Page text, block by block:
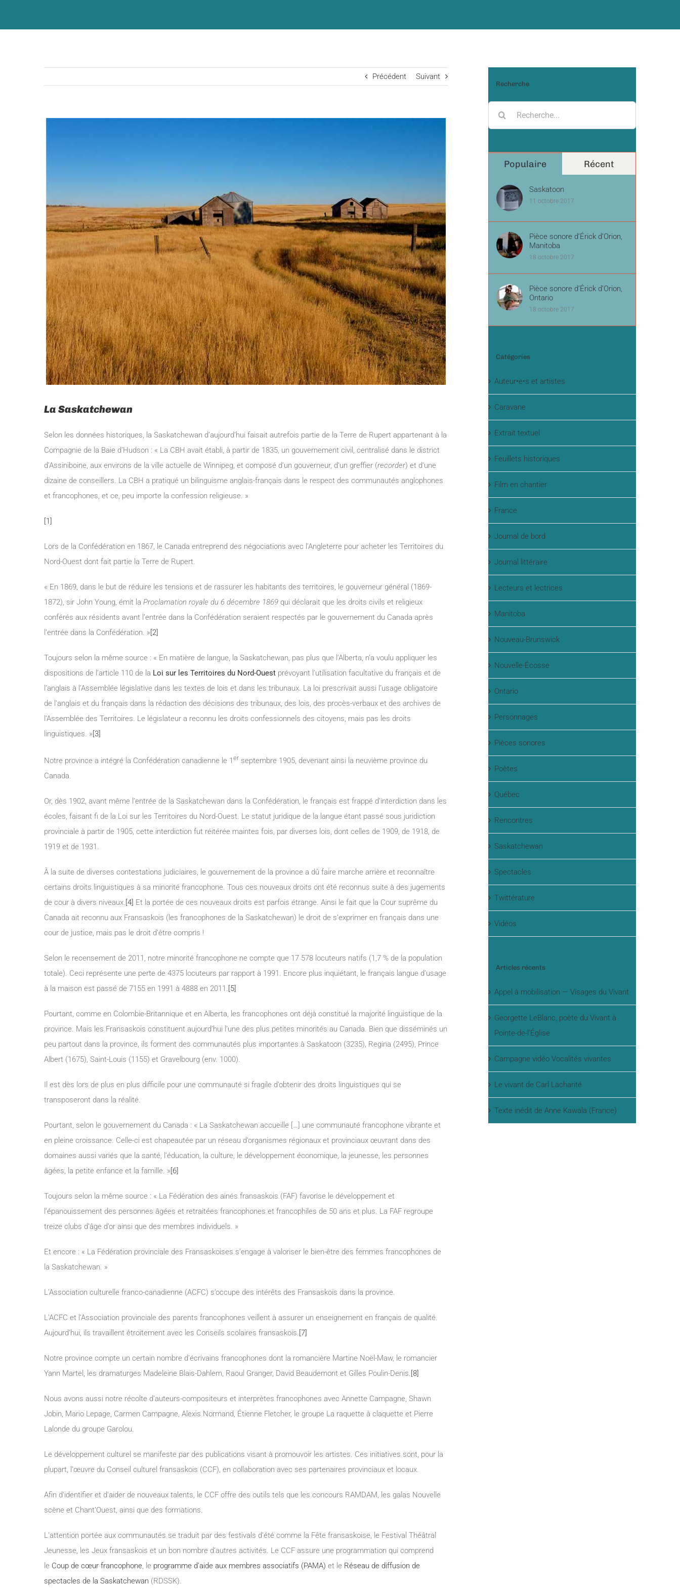
Précédent Suivant
La Saskatchewan
Selon les données historiques, la Saskatchewan d’aujourd’hui faisait autrefois partie de la Terre de Rupert appartenant à la
Compagnie de la Baie d’Hudson : « La CBH avait établi, à partir de 1835, un gouvernement civil, centralisé dans le district
d’Assiniboine, aux environs de la ville actuelle de Winnipeg, et composé d’un gouverneur, d’un greffier (recorder) et d’une
dizaine de conseillers. La CBH a pratiqué un bilinguisme anglais-français dans le respect des communautés anglophones
et francophones, et ce, peu importe la confession religieuse. »
[1]
Lors de la Confédération en 1867, le Canada entreprend des négociations avec l’Angleterre pour acheter les Territoires du
Nord-Ouest dont fait partie la Terre de Rupert.
« En 1869, dans le but de réduire les tensions et de rassurer les habitants des territoires, le gouverneur général (1869-
1872), sir John Young, émit la Proclamation royale du 6 décembre 1869 qui déclarait que les droits civils et religieux
conférés aux résidents avant l’entrée dans la Confédération seraient respectés par le gouvernement du Canada après
l’entrée dans la Confédération. »[2]
Toujours selon la même source : « En matière de langue, la Saskatchewan, pas plus que l’Alberta, n’a voulu appliquer les
dispositions de l’article 110 de la Loi sur les Territoires du Nord-Ouest prévoyant l’utilisation facultative du français et de
l’anglais à l’Assemblée législative dans les textes de lois et dans les tribunaux. La loi prescrivait aussi l’usage obligatoire
de l’anglais et du français dans la rédaction des décisions des tribunaux, des lois, des procès-verbaux et des archives de
l’Assemblée des Territoires. Le législateur a reconnu les droits confessionnels des citoyens, mais pas les droits
linguistiques. »[3]
Notre province a intégré la Confédération canadienne le 1 er septembre 1905, devenant ainsi la neuvième province du
Canada.
Or, dès 1902, avant même l’entrée de la Saskatchewan dans la Confédération, le français est frappé d’interdiction dans les
écoles, faisant fi de la Loi sur les Territoires du Nord-Ouest. Le statut juridique de la langue étant passé sous juridiction
provinciale à partir de 1905, cette interdiction fut réitérée maintes fois, par diverses lois, dont celles de 1909, de 1918, de
1919 et de 1931.
À la suite de diverses contestations judiciaires, le gouvernement de la province a dû faire marche arrière et reconnaître
certains droits linguistiques à sa minorité francophone. Tous ces nouveaux droits ont été reconnus suite à des jugements
de cour à divers niveaux.[4] Et la portée de ces nouveaux droits est parfois étrange. Ainsi le fait que la Cour suprême du
Canada ait reconnu aux Fransaskois (les francophones de la Saskatchewan) le droit de s’exprimer en français dans une
cour de justice, mais pas le droit d’être compris !
Selon le recensement de 2011, notre minorité francophone ne compte que 17 578 locuteurs natifs (1,7 % de la population
totale). Ceci représente une perte de 4375 locuteurs par rapport à 1991. Encore plus inquiétant, le français langue d’usage
à la maison est passé de 7155 en 1991 à 4888 en 2011.[5]
Pourtant, comme en Colombie-Britannique et en Alberta, les francophones ont déjà constitué la majorité linguistique de la
province. Mais les Fransaskois constituent aujourd’hui l’une des plus petites minorités au Canada. Bien que disséminés un
peu partout dans la province, ils forment des communautés plus importantes à Saskatoon (3235), Regina (2495), Prince
Albert (1675), Saint-Louis (1155) et Gravelbourg (env. 1000).
Il est dès lors de plus en plus difficile pour une communauté si fragile d’obtenir des droits linguistiques qui se
transposeront dans la réalité.
Pourtant, selon le gouvernement du Canada : « La Saskatchewan accueille […] une communauté francophone vibrante et
en pleine croissance. Celle-ci est chapeautée par un réseau d’organismes régionaux et provinciaux œuvrant dans des
domaines aussi variés que la santé, l’éducation, la culture, le développement économique, la jeunesse, les personnes
âgées, la petite enfance et la famille. »[6]
Toujours selon la même source : « La Fédération des ainés fransaskois (FAF) favorise le développement et
l’épanouissement des personnes âgées et retraitées francophones et francophiles de 50 ans et plus. La FAF regroupe
treize clubs d’âge d’or ainsi que des membres individuels. »
Et encore : « La Fédération provinciale des Fransaskoises s’engage à valoriser le bien-être des femmes francophones de
la Saskatchewan. »
L’Association culturelle franco-canadienne (ACFC) s’occupe des intérêts des Fransaskois dans la province.
L’ACFC et l’Association provinciale des parents francophones veillent à assurer un enseignement en français de qualité.
Aujourd’hui, ils travaillent étroitement avec les Conseils scolaires fransaskois.[7]
Notre province compte un certain nombre d’écrivains francophones dont la romancière Martine Noël-Maw, le romancier
Yann Martel, les dramaturges Madeleine Blais-Dahlem, Raoul Granger, David Beaudemont et Gilles Poulin-Denis.[8]
Nous avons aussi notre récolte d’auteurs-compositeurs et interprètes francophones avec Annette Campagne, Shawn
Jobin, Mario Lepage, Carmen Campagne, Alexis Normand, Étienne Fletcher, le groupe La raquette à claquette et Pierre
Lalonde du groupe Garolou.
Le développement culturel se manifeste par des publications visant à promouvoir les artistes. Ces initiatives sont, pour la
plupart, l’œuvre du Conseil culturel fransaskois (CCF), en collaboration avec ses partenaires provinciaux et locaux.
Afin d’identifier et d’aider de nouveaux talents, le CCF offre des outils tels que les concours RAMDAM, les galas Nouvelle
scène et Chant’Ouest, ainsi que des formations.
L’attention portée aux communautés se traduit par des festivals d’été comme la Fête fransaskoise, le Festival Théâtral
Jeunesse, les Jeux fransaskois et un bon nombre d’autres activités. Le CCF assure une programmation qui comprend
le Coup de cœur francophone, le programme d’aide aux membres associatifs (PAMA) et le Réseau de diffusion de
spectacles de la Saskatchewan (RDSSK).
Recherche
Populaire Récent
Saskatoon
11 octobre 2017
Pièce sonore d’Érick d’Orion,
Manitoba
18 octobre 2017
Pièce sonore d’Érick d’Orion,
Ontario
18 octobre 2017
Catégories
Auteur•e•s et artistes
Caravane
Extrait textuel
Feuillets historiques
Film en chantier
France
Journal de bord
Journal littéraire
Lecteurs et lectrices
Manitoba
Nouveau-Brunswick
Nouvelle-Écosse
Ontario
Personnages
Pièces sonores
Poètes
Québec
Rencontres
Saskatchewan
Spectacles
Twittérature
Vidéos
Articles récents
Appel à mobilisation — Visages du Vivant
Georgette LeBlanc, poète du Vivant à
Pointe-de-l’Église
Campagne vidéo Vocalités vivantes
Le vivant de Carl Lacharité
Texte inédit de Anne Kawala (France)